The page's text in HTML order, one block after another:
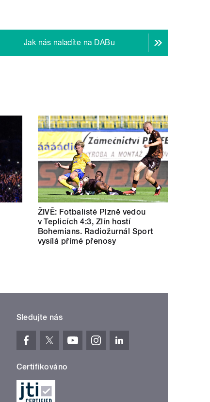
Jak nás naladíte na DABu
ŽIVĚ: Fotbalisté Plzně vedou
v Teplicích 4:3, Zlín hostí
Bohemians. Radiožurnál Sport
vysílá přímé přenosy
Sledujte nás
Certifikováno